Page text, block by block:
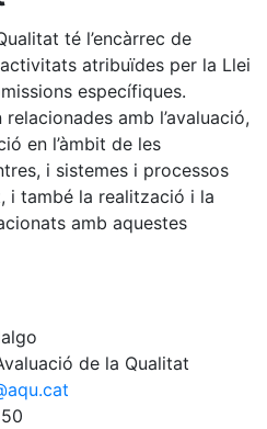
té l’encàrrec de
atribuïdes per la Llei
específiques.
amb l’avaluació,
en l’àmbit de les
i sistemes i processos
i també la realització i la
amb aquestes
de la Qualitat